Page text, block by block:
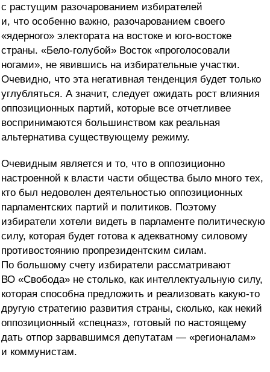
с растущим разочарованием избирателей
и, что особенно важно, разочарованием своего
«ядерного» электората на востоке и юго-востоке
страны. «Бело-голубой» Восток «проголосовали
ногами», не явившись на избирательные участки.
Очевидно, что эта негативная тенденция будет только
углубляться. А значит, следует ожидать рост влияния
оппозиционных партий, которые все отчетливее
воспринимаются большинством как реальная
альтернатива существующему режиму.
Очевидным является и то, что в оппозиционно
настроенной к власти части общества было много тех,
кто был недоволен деятельностью оппозиционных
парламентских партий и политиков. Поэтому
избиратели хотели видеть в парламенте политическую
силу, которая будет готова к адекватному силовому
противостоянию пропрезидентским силам.
По большому счету избиратели рассматривают
ВО «Свобода» не столько, как интеллектуальную силу,
которая способна предложить и реализовать какую-то
другую стратегию развития страны, сколько, как некий
оппозиционный «спецназ», готовый по настоящему
дать отпор зарвавшимся депутатам — «регионалам»
и коммунистам.